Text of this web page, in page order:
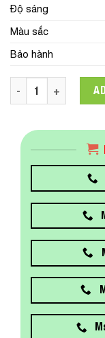
Độ sáng
Màu sắc
Bảo hành
Màn hình Lenovo